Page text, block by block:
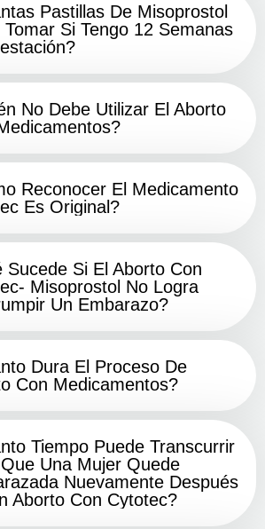
Pastillas De Misoprostol
Tomar Si Tengo 12 Semanas
No Debe Utilizar El Aborto
Reconocer El Medicamento
Es Original?
Sucede Si El Aborto Con
Misoprostol No Logra
Un Embarazo?
Dura El Proceso De
Con Medicamentos?
Tiempo Puede Transcurrir
Una Mujer Quede
Nuevamente Después
Aborto Con Cytotec?